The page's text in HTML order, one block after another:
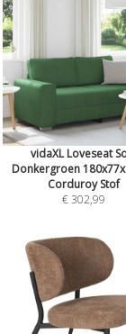
vidaXL Loveseat
Donkergroen
Corduroy Stof
€ 302,99